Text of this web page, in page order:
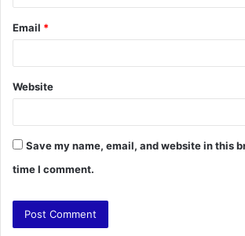
Email *
Website
Save my name, email, and website in this
time I comment.